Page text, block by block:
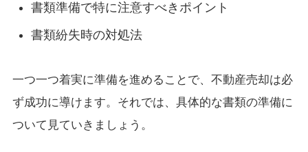
書類準備で特に注意すべきポイント
書類紛失時の対処法
一つ一つ着実に準備を進めることで、不動産売却は必
ず成功に導けます。それでは、具体的な書類の準備に
ついて見ていきましょう。